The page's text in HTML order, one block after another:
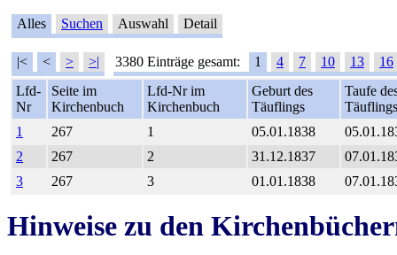
Alles Suchen Auswahl Detail
|< < > >| 3380 Einträge gesamt: 1 4 7 10 13
16
Lfd-
Nr
Seite im
Kirchenbuch
Lfd-Nr im
Kirchenbuch
Geburt des
Täuflings
Taufe
Täuflings
1
267 1 05.01.1838
2
267 2 31.12.1837
3
267 3 01.01.1838
Hinweise zu den